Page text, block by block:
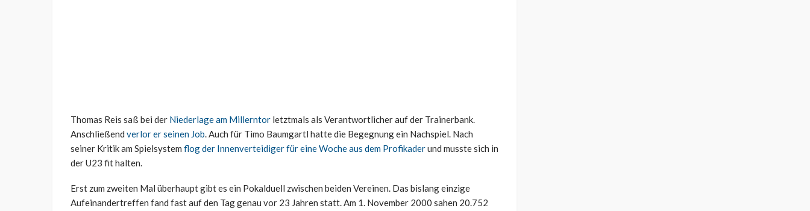
Thomas Reis saß bei der Niederlage am Millerntor letztmals als Verantwortlicher auf der Trainerbank.
Anschließend verlor er seinen Job. Auch für Timo Baumgartl hatte die Begegnung ein Nachspiel. Nach
seiner Kritik am Spielsystem flog der Innenverteidiger für eine Woche aus dem Profikaderund musste sich in
der U23 fit halten.
Erst zum zweiten Mal überhaupt gibt es ein Pokalduell zwischen beiden Vereinen. Das bislang einzige
Aufeinandertreffen fand fast auf den Tag genau vor 23 Jahren statt. Am 1. November 2000 sahen 20.752